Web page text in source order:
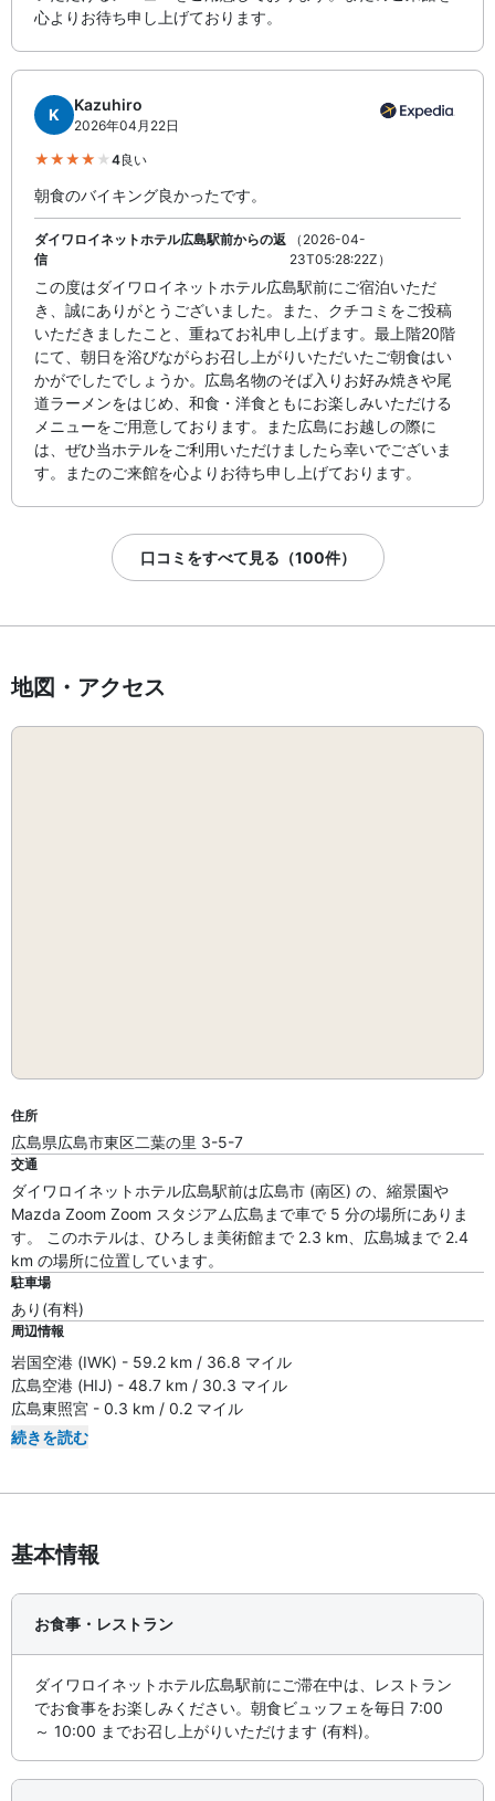
心よりお待ち申し上げております。
K
Kazuhiro
2026年04月22日
4良い
朝食のバイキング良かったです。
ダイワロイネットホテル広島駅前からの返
信
（2026-04-
23T05:28:22Z）
この度はダイワロイネットホテル広島駅前にご宿泊いただ
き、誠にありがとうございました。また、クチコミをご投稿
いただきましたこと、重ねてお礼申し上げます。最上階20階
にて、朝日を浴びながらお召し上がりいただいたご朝食はい
かがでしたでしょうか。広島名物のそば入りお好み焼きや尾
道ラーメンをはじめ、和食・洋食ともにお楽しみいただける
メニューをご用意しております。また広島にお越しの際に
は、ぜひ当ホテルをご利用いただけましたら幸いでございま
す。またのご来館を心よりお待ち申し上げております。
口コミをすべて見る（100件）
地図・アクセス
住所
広島県広島市東区二葉の里 3-5-7
交通
ダイワロイネットホテル広島駅前は広島市 (南区) の、縮景園や
Mazda Zoom Zoom スタジアム広島まで車で 5 分の場所にありま
す。 このホテルは、ひろしま美術館まで 2.3 km、広島城まで 2.4
km の場所に位置しています。
駐車場
あり(有料)
周辺情報
岩国空港 (IWK) - 59.2 km / 36.8 マイル
広島空港 (HIJ) - 48.7 km / 30.3 マイル
広島東照宮 - 0.3 km / 0.2 マイル
続きを読む
基本情報
お食事・レストラン
ダイワロイネットホテル広島駅前にご滞在中は、レストラン
でお食事をお楽しみください。朝食ビュッフェを毎日 7:00
～ 10:00 までお召し上がりいただけます (有料)。